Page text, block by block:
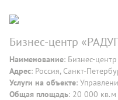
Бизнес-центр
Наименование: Бизнес-
Адрес: Россия, Санкт-
Услуги на объекте:
Общая площадь: 20 000 кв.м